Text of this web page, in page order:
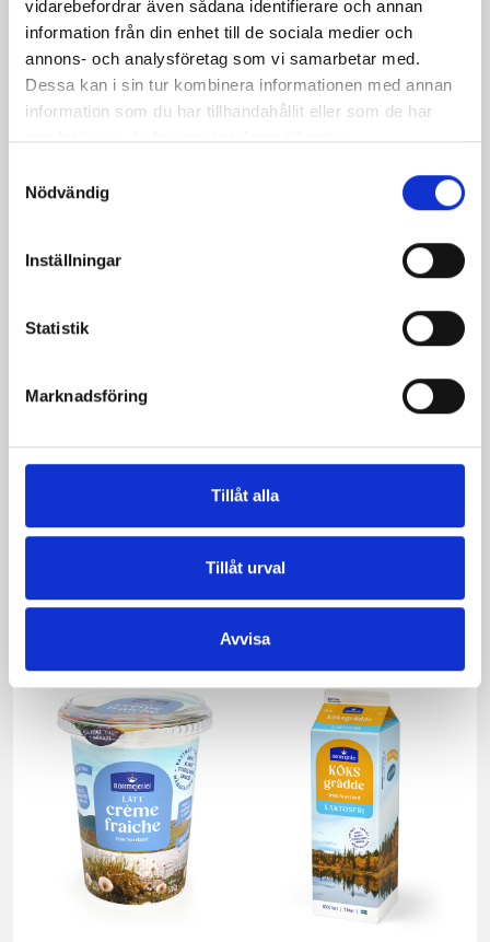
vidarebefordrar även sådana identifierare och annan
information från din enhet till de sociala medier och
annons- och analysföretag som vi samarbetar med.
Dessa kan i sin tur kombinera informationen med annan
information som du har tillhandahållit eller som de har
samlat in när du har använt deras tjänster.
Nödvändig
Inställningar
Statistik
Marknadsföring
Tillåt alla
Tillåt urval
Avvisa
34% 500g
34% 200g